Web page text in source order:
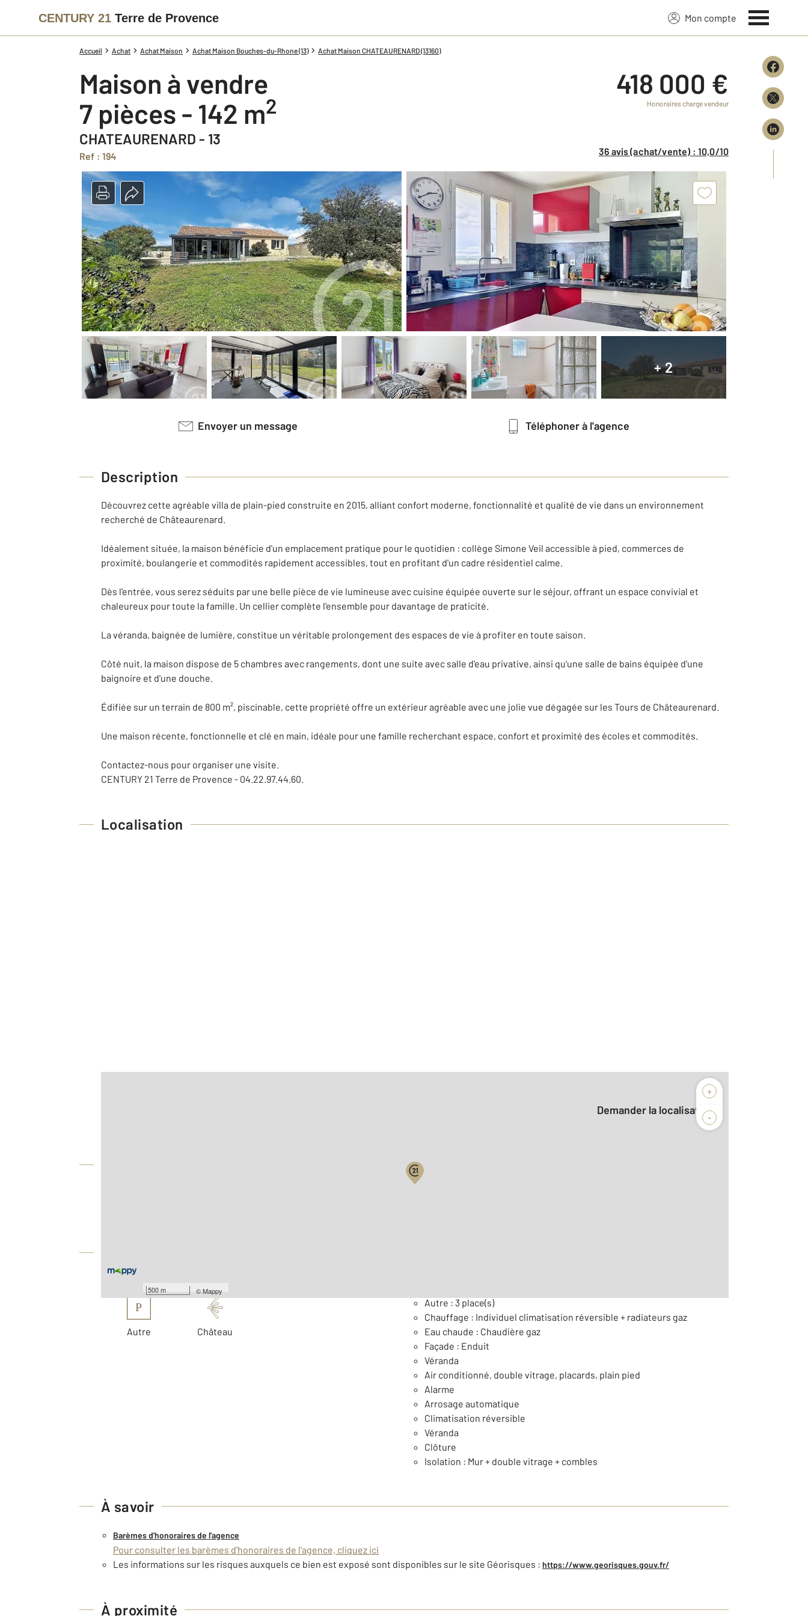
CENTURY 21 Terre de Provence Mon compte
Accueil Achat Achat Maison Achat Maison Bouches-du-Rhone (13) Achat Maison CHATEAURENARD (13160)
Maison à vendre
7 pièces - 142 m2
CHATEAURENARD - 13
Ref : 194
418 000 €
Honoraires charge vendeur
36 avis (achat/vente) : 10,0/10
+ 2
Envoyer un message Téléphoner à l'agence
Description
Découvrez cette agréable villa de plain-pied construite en 2015, alliant confort moderne, fonctionnalité et qualité de vie dans un environnement
recherché de Châteaurenard.
Idéalement située, la maison bénéficie d'un emplacement pratique pour le quotidien : collège Simone Veil accessible à pied, commerces de
proximité, boulangerie et commodités rapidement accessibles, tout en profitant d'un cadre résidentiel calme.
Dès l'entrée, vous serez séduits par une belle pièce de vie lumineuse avec cuisine équipée ouverte sur le séjour, offrant un espace convivial et
chaleureux pour toute la famille. Un cellier complète l'ensemble pour davantage de praticité.
La véranda, baignée de lumière, constitue un véritable prolongement des espaces de vie à profiter en toute saison.
Côté nuit, la maison dispose de 5 chambres avec rangements, dont une suite avec salle d'eau privative, ainsi qu'une salle de bains équipée d'une
baignoire et d'une douche.
Édifiée sur un terrain de 800 m², piscinable, cette propriété offre un extérieur agréable avec une jolie vue dégagée sur les Tours de Châteaurenard.
Une maison récente, fonctionnelle et clé en main, idéale pour une famille recherchant espace, confort et proximité des écoles et commodités.
Contactez-nous pour organiser une visite.
CENTURY 21 Terre de Provence - 04.22.97.44.60.
Localisation
+
-
500 m ©Mappy
Demander la localisation
P
Autre Château
Autre : 3 place(s)
Chauffage : Individuel climatisation réversible + radiateurs gaz
Eau chaude : Chaudière gaz
Façade : Enduit
Véranda
Air conditionné, double vitrage, placards, plain pied
Alarme
Arrosage automatique
Climatisation réversible
Véranda
Clôture
Isolation : Mur + double vitrage + combles
À savoir
Barèmes d'honoraires de l'agence
Pour consulter les barèmes d'honoraires de l'agence, cliquez ici
Les informations sur les risques auxquels ce bien est exposé sont disponibles sur le site Géorisques : https://www.georisques.gouv.fr/
À proximité